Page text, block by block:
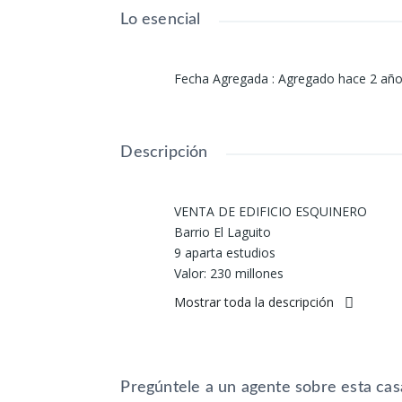
Lo esencial
Fecha Agregada : Agregado hace 2
Descripción
VENTA DE EDIFICIO ESQUINERO
Barrio El Laguito
9 aparta estudios
Valor: 230 millones
Mayores informes:
Mostrar toda la descripción
Pregúntele a un agente sobre esta